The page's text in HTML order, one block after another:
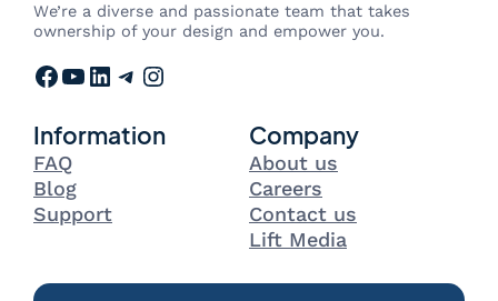
We’re a diverse and passionate team that takes
ownership of your design and empower you.
Facebook YouTube LinkedIn Telegram Instagram
Information
FAQ
Blog
Support
Company
About us
Careers
Contact us
Lift Media